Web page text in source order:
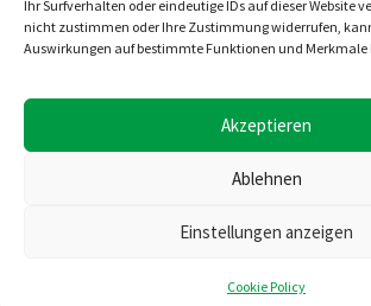
Ihr Surfverhalten oder eindeutige IDs auf dieser Website
nicht zustimmen oder Ihre Zustimmung widerrufen,
Auswirkungen auf bestimmte Funktionen und Merkmale
Akzeptieren
Ablehnen
Einstellungen anzeigen
Cookie Policy
Inhaltliche Verantwortung
4528 Zuchwil
Konzept, Design und Umsetzung